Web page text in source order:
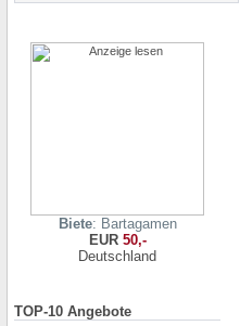
Biete: Bartagamen
EUR50,-
Deutschland
TOP-10 Angebote